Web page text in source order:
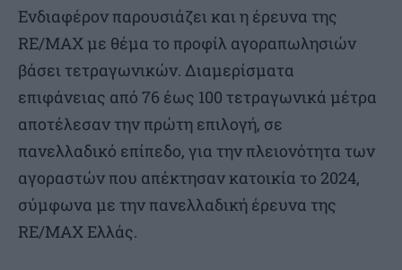
Ενδιαφέρον παρουσιάζει και η έρευνα της
RE/MAX με θέμα το προφίλ αγοραπωλησιών
βάσει τετραγωνικών. Διαμερίσματα
επιφάνειας από 76 έως 100 τετραγωνικά μέτρα
αποτέλεσαν την πρώτη επιλογή, σε
πανελλαδικό επίπεδο, για την πλειονότητα των
αγοραστών που απέκτησαν κατοικία το 2024,
σύμφωνα με την πανελλαδική έρευνα της
RE/MAX Ελλάς.